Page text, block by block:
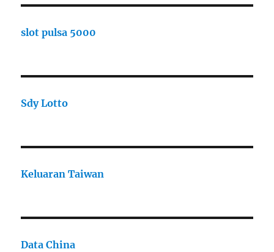
slot pulsa 5000
Sdy Lotto
Keluaran Taiwan
Data China